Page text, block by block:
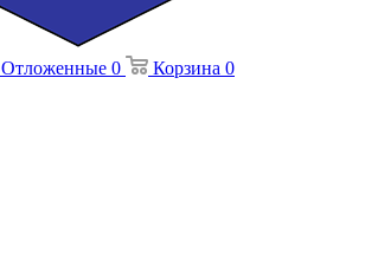
Отложенные 0 Корзина 0